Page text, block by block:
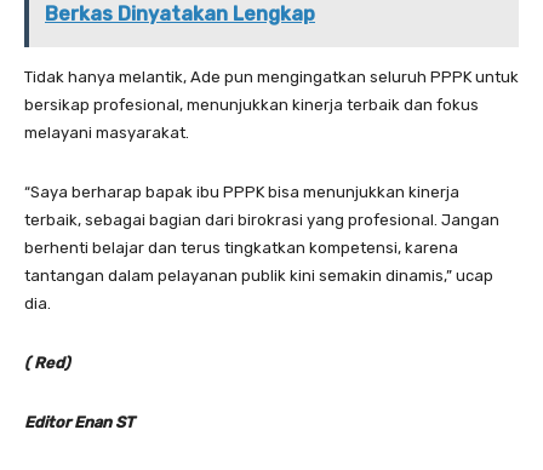
Berkas Dinyatakan Lengkap
Tidak hanya melantik, Ade pun mengingatkan seluruh PPPK untuk
bersikap profesional, menunjukkan kinerja terbaik dan fokus
melayani masyarakat.
“Saya berharap bapak ibu PPPK bisa menunjukkan kinerja
terbaik, sebagai bagian dari birokrasi yang profesional. Jangan
berhenti belajar dan terus tingkatkan kompetensi, karena
tantangan dalam pelayanan publik kini semakin dinamis,” ucap
dia.
( Red)
Editor Enan ST